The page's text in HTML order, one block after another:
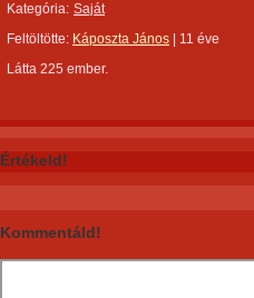
Kategória: Saját
Feltöltötte: Káposzta János
11 éve
Látta 225 ember.
Értékeld!
Kommentáld!